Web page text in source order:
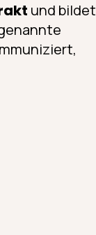
und bildet